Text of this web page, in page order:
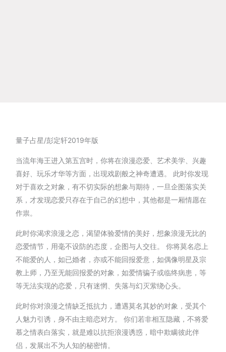
量子占星/彭定轩2019年版
当流年海王进入第五宫时，你将在浪漫恋爱、艺术美学、兴趣
喜好、玩乐才华等方面，出现戏剧般之神奇遭遇。 此时你发现
对于喜欢之对象，有不切实际的想象与期待，一旦企图落实关
系，才发现恋爱只存在于自己的幻想中，其他都是一厢情愿在
作祟。
此时你渴求浪漫之恋，渴望体验爱情的美好，想象浪漫无比的
恋爱情节，用毫不设防的态度，企图与人交往。 你将莫名恋上
不能爱的人，如已婚者，亦或不能回报爱意，如偶像明星及宗
教上师，乃至无能回报爱的对象，如爱情骗子或临终病患，等
等无法实现的恋爱，只有迷惘、失落与幻灭萦绕心头。
此时你对浪漫之情缺乏抵抗力，遭遇莫名其妙的对象，受其个
人魅力引诱，身不由主暗恋对方。 你们若非相互隐藏，不将爱
慕之情表白落实，就是难以抗拒浪漫诱惑，暗中欺瞒彼此伴
侣，发展出不为人知的秘密情。